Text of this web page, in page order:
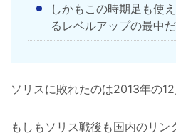
しかもこの時期足も使
るレベルアップの最中
ソリスに敗れたのは2013年の12
もしもソリス戦後も国内のリ